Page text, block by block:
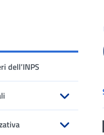
dell’INPS
Apri sottomenu